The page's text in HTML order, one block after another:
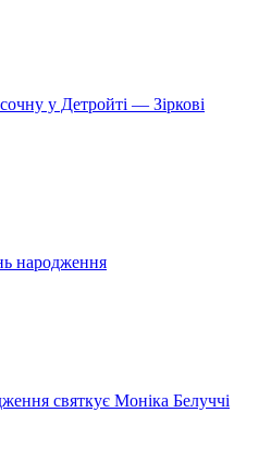
у Детройті — Зіркові
народження
святкує Моніка Белуччі